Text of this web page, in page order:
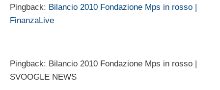
Pingback: Bilancio 2010 Fondazione Mps in rosso |
FinanzaLive
Pingback: Bilancio 2010 Fondazione Mps in rosso |
SVOOGLE NEWS